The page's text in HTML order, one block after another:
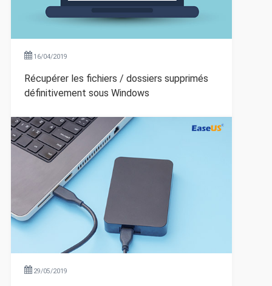
16/04/2019
Récupérer les fichiers / dossiers supprimés
définitivement sous Windows
29/05/2019